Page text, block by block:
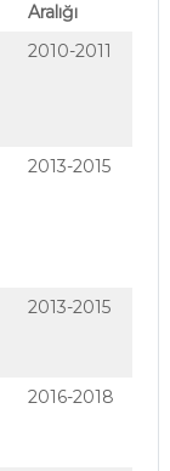
Aralığı
2010-2011
2013-2015
2013-2015
2016-2018